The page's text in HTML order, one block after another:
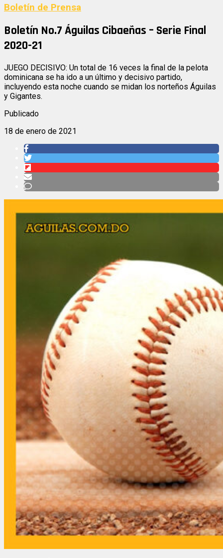
Boletín de Prensa
Boletín No.7 Águilas Cibaeñas – Serie Final
2020-21
JUEGO DECISIVO: Un total de 16 veces la final de la pelota
dominicana se ha ido a un último y decisivo partido,
incluyendo esta noche cuando se midan los norteños Águilas
y Gigantes.
Publicado
18 de enero de 2021